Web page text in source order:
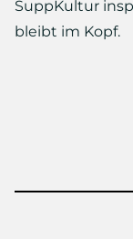
SuppKultur
bleibt im Kopf.